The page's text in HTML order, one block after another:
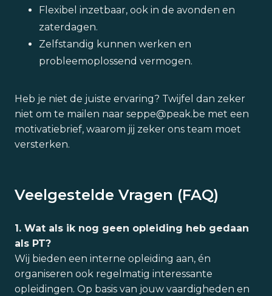
Flexibel inzetbaar, ook in de avonden en
zaterdagen.
Zelfstandig kunnen werken en
probleemoplossend vermogen.
Heb je niet de juiste ervaring? Twijfel dan zeker
niet om te mailen naar seppe@peak.be met een
motivatiebrief, waarom jij zeker ons team moet
versterken.
Veelgestelde Vragen (FAQ)
1. Wat als ik nog geen opleiding heb gedaan
als PT?
Wij bieden een interne opleiding aan, én
organiseren ook regelmatig interessante
opleidingen. Op basis van jouw vaardigheden en